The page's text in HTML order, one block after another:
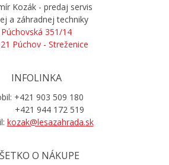
Kozák - predaj servis
a záhradnej techniky
Púchovská 351/14
Púchov - Streženice
INFOLINKA
+421 903 509 180
944 172 519
kozak@lesazahrada.sk
O NÁKUPE